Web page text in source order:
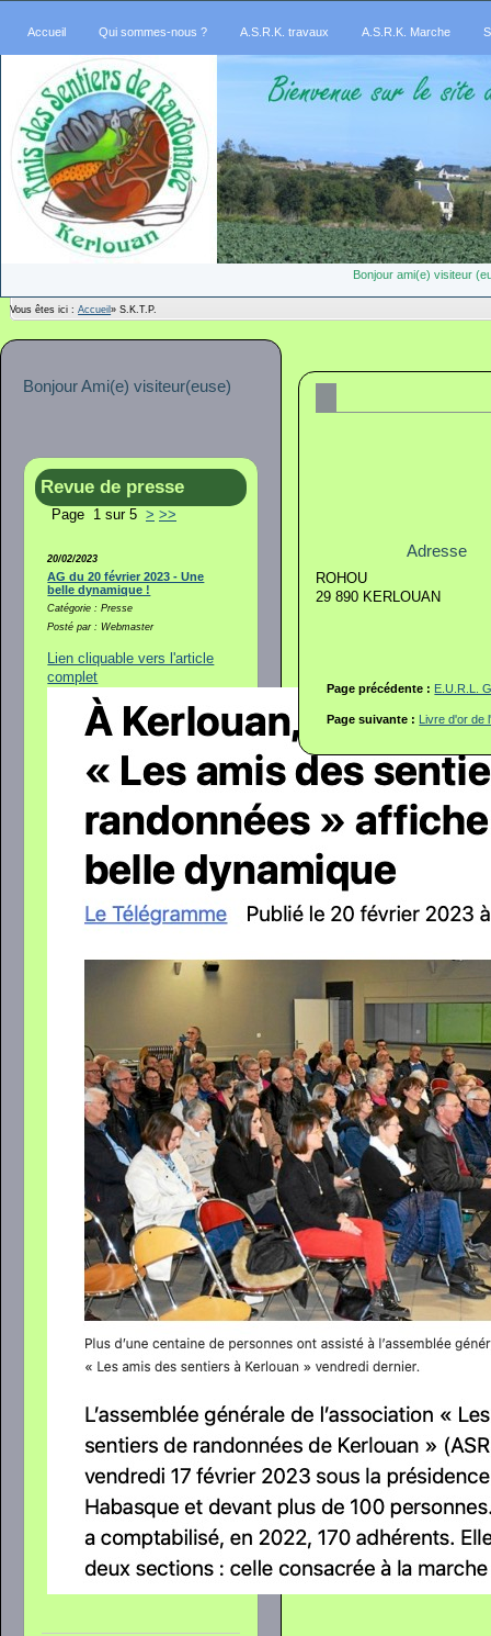
Accueil Qui sommes-nous ? A.S.R.K. travaux A.S.R.K. Marche
Bonjour ami(e) visiteur
Vous êtes ici :Accueil»S.K.T.P.
Bonjour Ami(e) visiteur(euse)
Revue de presse
Page 1 sur 5 > >>
20/02/2023
AG du 20 février 2023 - Une
belle dynamique !
Catégorie : Presse
Posté par : Webmaster
Lien cliquable vers l'article
complet
Adresse
ROHOU
29 890 KERLOUAN
Page précédente : E.U.R.L.
Page suivante : Livre d'or de